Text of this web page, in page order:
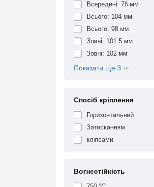
Всередині: 76 мм
Всього: 104 мм
Всього: 98 мм
Зовні: 101.5 мм
Зовні: 102 мм
Показати ще 3
Спосіб кріплення
Горизонтальний
Затисканням
кліпсами
Вогнестійкість